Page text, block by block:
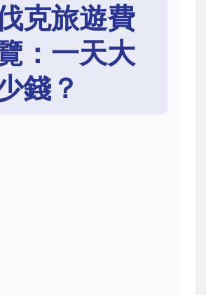
克旅遊費
：一天大
錢？